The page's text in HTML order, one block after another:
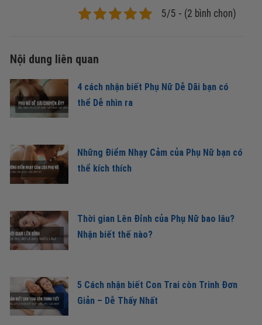
5/5 - (2 bình chọn)
Nội dung liên quan
4 cách nhận biết Phụ Nữ Dễ Dãi bạn có
thể Dễ nhìn ra
Những Điểm Nhạy Cảm của Phụ Nữ bạn có
thể kích thích
Thời gian Lên Đỉnh của Phụ Nữ bao lâu?
Nhận biết thế nào?
5 Cách nhận biết Con Trai còn Trinh Đơn
Giản – Dễ Thấy Nhất